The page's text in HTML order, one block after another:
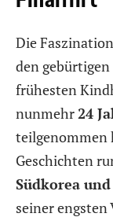
Die
den
frühesten
nunmehr 24
teilgenommen
Geschichten
Südkorea und
seiner engsten